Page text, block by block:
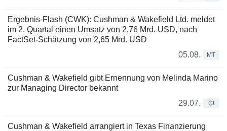
Ergebnis-Flash (CWK): Cushman & Wakefield Ltd. meldet
im 2. Quartal einen Umsatz von 2,76 Mrd. USD, nach
FactSet-Schätzung von 2,65 Mrd. USD
05.08.
MT
Cushman & Wakefield gibt Ernennung von Melinda Marino
zur Managing Director bekannt
29.07.
CI
Cushman & Wakefield arrangiert in Texas Finanzierung